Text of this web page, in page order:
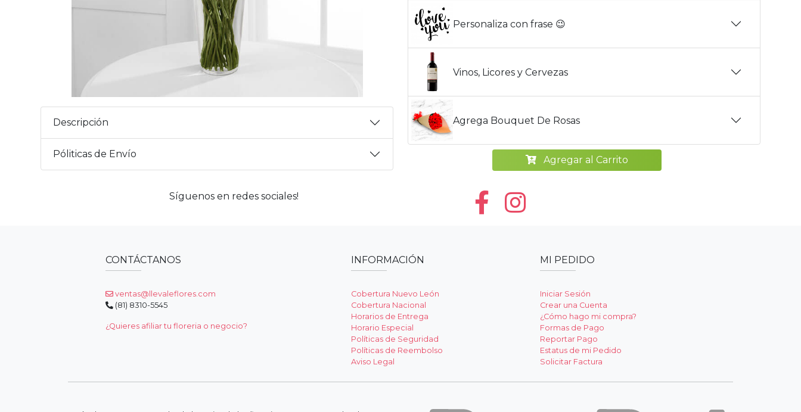
Descripción
Póliticas de Envío
Personaliza con frase 😉
Vinos, Licores y Cervezas
Agrega Bouquet De Rosas
Agregar al Carrito
Síguenos en redes sociales!
CONTÁCTANOS
ventas@llevaleflores.com
(81) 8310-5545
¿Quieres afiliar tu floreria o negocio?
INFORMACIÓN
Cobertura Nuevo León
Cobertura Nacional
Horarios de Entrega
Horario Especial
Políticas de Seguridad
Políticas de Reembolso
Aviso Legal
MI PEDIDO
Iniciar Sesión
Crear una Cuenta
¿Cómo hago mi compra?
Formas de Pago
Reportar Pago
Estatus de mi Pedido
Solicitar Factura